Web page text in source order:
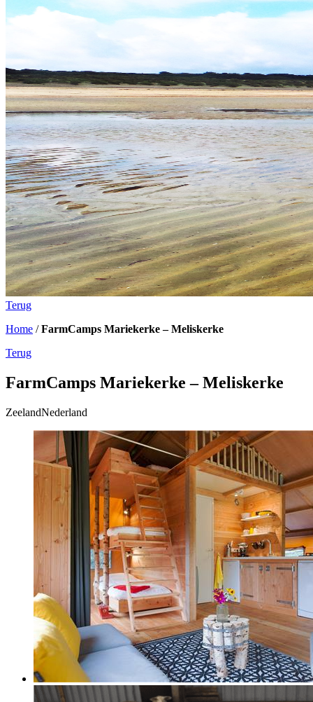
Terug
Home /FarmCamps Mariekerke – Meliskerke
Terug
FarmCamps Mariekerke – Meliskerke
ZeelandNederland